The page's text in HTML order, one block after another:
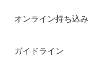
オンライン持ち込み
ガイドライン